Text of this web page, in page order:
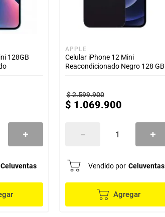
128GB
Celuventas
APPLE
Celular iPhone 12 Mini
Reacondicionado Negro 128 GB
$2.599.900
$ 1.069.900
Vendido por Celuventas
Agregar